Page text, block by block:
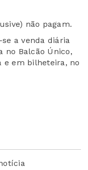
não pagam.
a venda diária
no Balcão Único,
e em bilheteira, no